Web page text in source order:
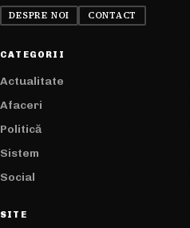
DESPRE NOI CONTACT
CATEGORII
Actualitate
Afaceri
Politică
Sistem
Social
SITE